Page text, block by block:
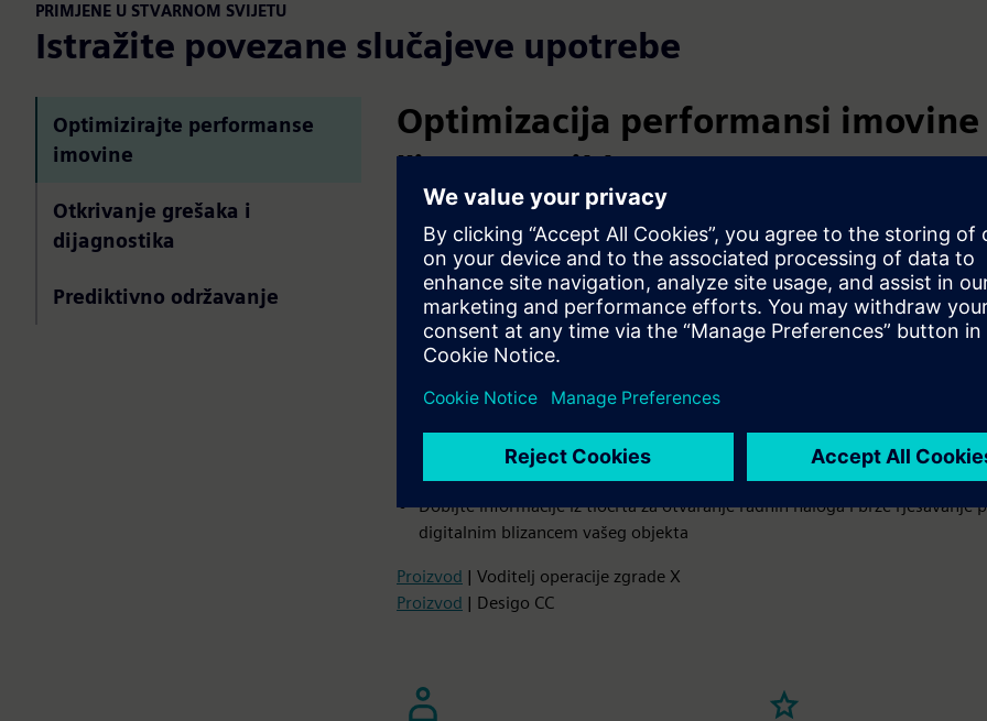
PRIMJENE U STVARNOM SVIJETU
Istražite povezane slučajeve upotrebe
Optimizirajte performanse
imovine
Otkrivanje grešaka i
dijagnostika
Prediktivno održavanje
Optimizacija performansi
životnog ciklusa
Nadgledanje i upravljanje građevinskom opremom radi optimizacije
imovine, vremena rada i pouzdanosti tijekom cijelog životnog ciklusa,
energetsku učinkovitost i udobnost putnika.
Unesite IoT senzore za praćenje performansi opreme i otkrivanje
vremenu
neočekivanih kvarova
Implementirajte centralizirani sustav upravljanja imovinom za praćenje
performansama i životnom ciklusu
Dobijte informacije iz tlocrta za otvaranje radnih naloga i brže rješavanje
digitalnim blizancem vašeg objekta
Proizvod | Voditelj operacije zgrade X
Proizvod | Desigo CC